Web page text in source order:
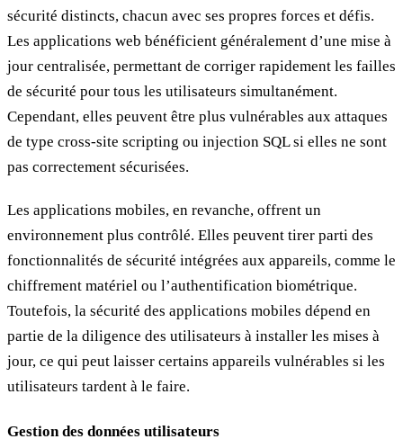
sécurité distincts, chacun avec ses propres forces et défis.
Les applications web bénéficient généralement d’une mise à
jour centralisée, permettant de corriger rapidement les failles
de sécurité pour tous les utilisateurs simultanément.
Cependant, elles peuvent être plus vulnérables aux attaques
de type cross-site scripting ou injection SQL si elles ne sont
pas correctement sécurisées.
Les applications mobiles, en revanche, offrent un
environnement plus contrôlé. Elles peuvent tirer parti des
fonctionnalités de sécurité intégrées aux appareils, comme le
chiffrement matériel ou l’authentification biométrique.
Toutefois, la sécurité des applications mobiles dépend en
partie de la diligence des utilisateurs à installer les mises à
jour, ce qui peut laisser certains appareils vulnérables si les
utilisateurs tardent à le faire.
Gestion des données utilisateurs